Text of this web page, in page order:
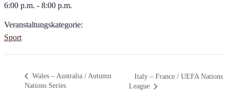
6:00 p.m. - 8:00 p.m.
Veranstaltungskategorie:
Sport
Wales – Australia / Autumn
Nations Series
Italy – France / UEFA Nations
League